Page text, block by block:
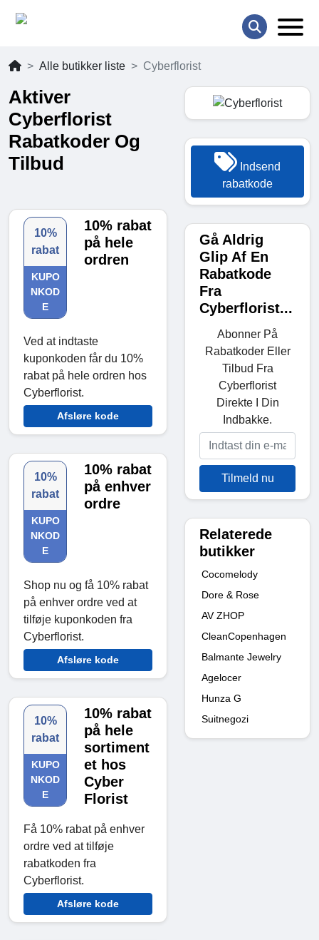
Alle butikker liste Cyberflorist
Aktiver
Cyberflorist
Rabatkoder Og
Tilbud
10%
rabat
KUPO
NKOD
E
10% rabat
på hele
ordren
Ved at indtaste
kuponkoden får du 10%
rabat på hele ordren hos
Cyberflorist.
Afsløre kode
10%
rabat
KUPO
NKOD
E
10% rabat
på enhver
ordre
Shop nu og få 10% rabat
på enhver ordre ved at
tilføje kuponkoden fra
Cyberflorist.
Afsløre kode
10%
rabat
KUPO
NKOD
E
10% rabat
på hele
sortiment
et hos
Cyber
Florist
Få 10% rabat på enhver
ordre ved at tilføje
rabatkoden fra
Cyberflorist.
Afsløre kode
Indsend
rabatkode
Gå Aldrig
Glip Af En
Rabatkode
Fra
Cyberflorist...
Abonner På
Rabatkoder Eller
Tilbud Fra
Cyberflorist
Direkte I Din
Indbakke.
Tilmeld nu
Relaterede
butikker
Cocomelody
Dore & Rose
AV ZHOP
CleanCopenhagen
Balmante Jewelry
Agelocer
Hunza G
Suitnegozi